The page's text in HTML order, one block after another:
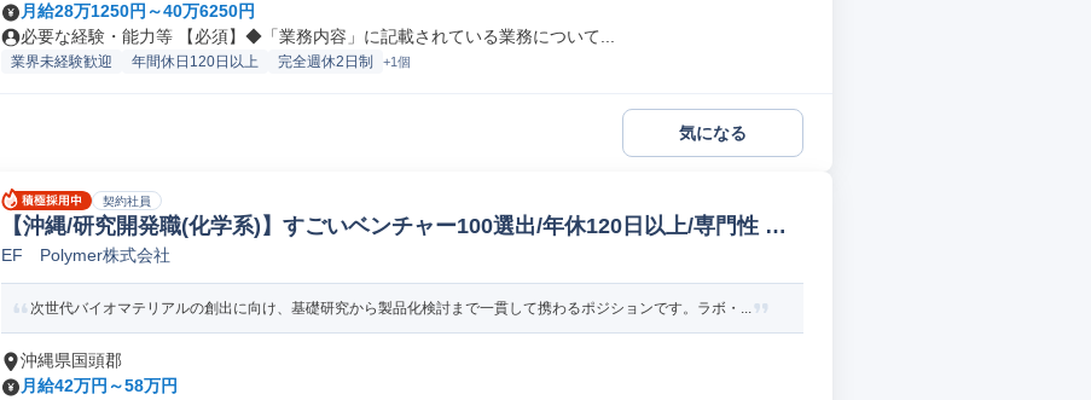
月給28万1250円～40万6250円
必要な経験・能力等 【必須】◆「業務内容」に記載されている業務について...
業界未経験歓迎 年間休日120日以上 完全週休2日制 +1個
気になる
契約社員
【沖縄/研究開発職(化学系)】すごいベンチャー100選出/年休120日以上/専門性 化
粧品研究開発
EF Polymer株式会社
次世代バイオマテリアルの創出に向け、基礎研究から製品化検討まで一貫して携わるポジションです。ラボ・...
沖縄県国頭郡
月給42万円～58万円